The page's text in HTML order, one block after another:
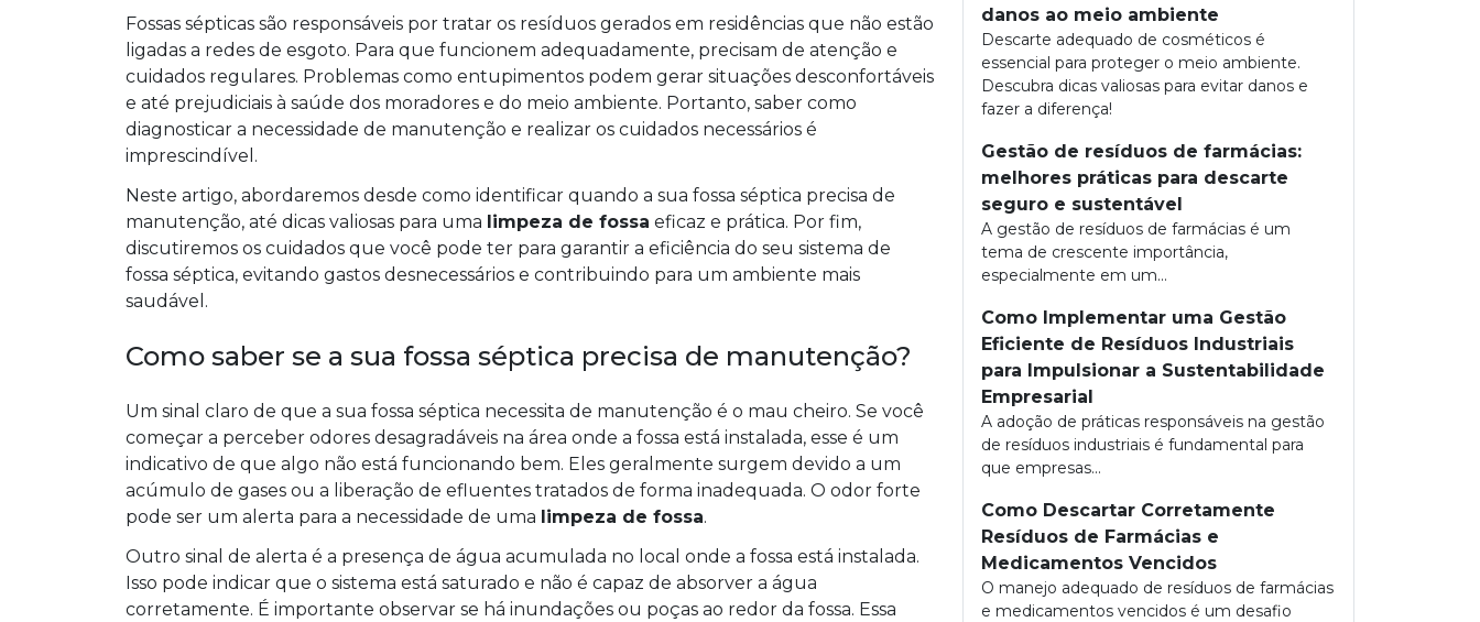
Fossas sépticas são responsáveis por tratar os resíduos gerados em residências que não estão
ligadas a redes de esgoto. Para que funcionem adequadamente, precisam de atenção e
cuidados regulares. Problemas como entupimentos podem gerar situações desconfortáveis
e até prejudiciais à saúde dos moradores e do meio ambiente. Portanto, saber como
diagnosticar a necessidade de manutenção e realizar os cuidados necessários é
imprescindível.
Neste artigo, abordaremos desde como identificar quando a sua fossa séptica precisa de
manutenção, até dicas valiosas para uma limpeza de fossa eficaz e prática. Por fim,
discutiremos os cuidados que você pode ter para garantir a eficiência do seu sistema de
fossa séptica, evitando gastos desnecessários e contribuindo para um ambiente mais
saudável.
Como saber se a sua fossa séptica precisa de manutenção?
Um sinal claro de que a sua fossa séptica necessita de manutenção é o mau cheiro. Se você
começar a perceber odores desagradáveis na área onde a fossa está instalada, esse é um
indicativo de que algo não está funcionando bem. Eles geralmente surgem devido a um
acúmulo de gases ou a liberação de efluentes tratados de forma inadequada. O odor forte
pode ser um alerta para a necessidade de uma limpeza de fossa.
Outro sinal de alerta é a presença de água acumulada no local onde a fossa está instalada.
Isso pode indicar que o sistema está saturado e não é capaz de absorver a água
corretamente. É importante observar se há inundações ou poças ao redor da fossa. Essa
danos ao meio ambiente
Descarte adequado de cosméticos é
essencial para proteger o meio ambiente.
Descubra dicas valiosas para evitar danos e
fazer a diferença!
Gestão de resíduos de farmácias:
melhores práticas para descarte
seguro e sustentável
A gestão de resíduos de farmácias é um
tema de crescente importância,
especialmente em um...
Como Implementar uma Gestão
Eficiente de Resíduos Industriais
para Impulsionar a Sustentabilidade
Empresarial
A adoção de práticas responsáveis na gestão
de resíduos industriais é fundamental para
que empresas...
Como Descartar Corretamente
Resíduos de Farmácias e
Medicamentos Vencidos
O manejo adequado de resíduos de farmácias
e medicamentos vencidos é um desafio